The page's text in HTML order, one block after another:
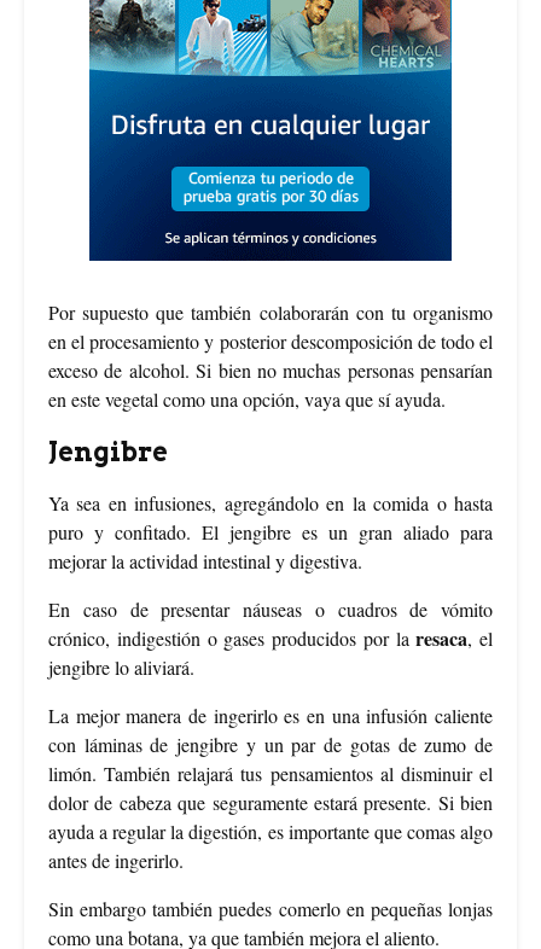
Por supuesto que también colaborarán con tu organismo
en el procesamiento y posterior descomposición de todo el
exceso de alcohol. Si bien no muchas personas pensarían
en este vegetal como una opción, vaya que sí ayuda.
Jengibre
Ya sea en infusiones, agregándolo en la comida o hasta
puro y confitado. El jengibre es un gran aliado para
mejorar la actividad intestinal y digestiva.
En caso de presentar náuseas o cuadros de vómito
crónico, indigestión o gases producidos por laresaca, el
jengibre lo aliviará.
La mejor manera de ingerirlo es en una infusión caliente
con láminas de jengibre y un par de gotas de zumo de
limón. También relajará tus pensamientos al disminuir el
dolor de cabeza que seguramente estará presente. Si bien
ayuda a regular la digestión, es importante que comas algo
antes de ingerirlo.
Sin embargo también puedes comerlo en pequeñas lonjas
como una botana, ya que también mejora el aliento.